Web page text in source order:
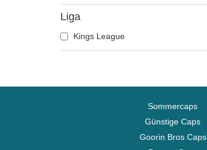
Boston Bruins
Boston Celtics
Boston Red Sox
Chelsea Football Club
Chicago Blackhawks
Liga
Kings League
Sommercaps
Günstige Caps
Goorin Bros Caps